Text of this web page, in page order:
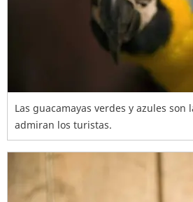
Las guacamayas verdes y azules son
admiran los turistas.